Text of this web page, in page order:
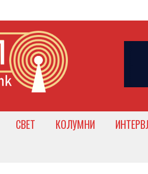
СВЕТ КОЛУМНИ